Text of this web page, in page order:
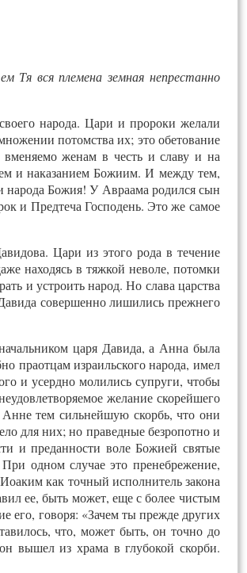
Тя вся племена земная непрестанно
народа. Цари и пророки желали
потомства их; это обетование
женам в честь и славу и на
и наказанием Божиим. И между тем,
народа Божия! У Авраама родился сын
и Предтеча Господень. Это же самое
Цари из этого рода в течение
находясь в тяжкой неволе, потомки
и устроить народ. Но слава царства
совершенно лишились прежнего
царя Давида, а Анна была
праотцам израильского народа, имел
и усердно молились супруги, чтобы
желание скорейшего
тем сильнейшую скорбь, что они
для них; но праведные безропотно и
и преданности воле Божией святые
одном случае это пренебрежение,
как точный исполнитель закона
ее, быть может, еще с более чистым
его, говоря: «Зачем ты прежде других
что, может быть, он точно до
вышел из храма в глубокой скорби.